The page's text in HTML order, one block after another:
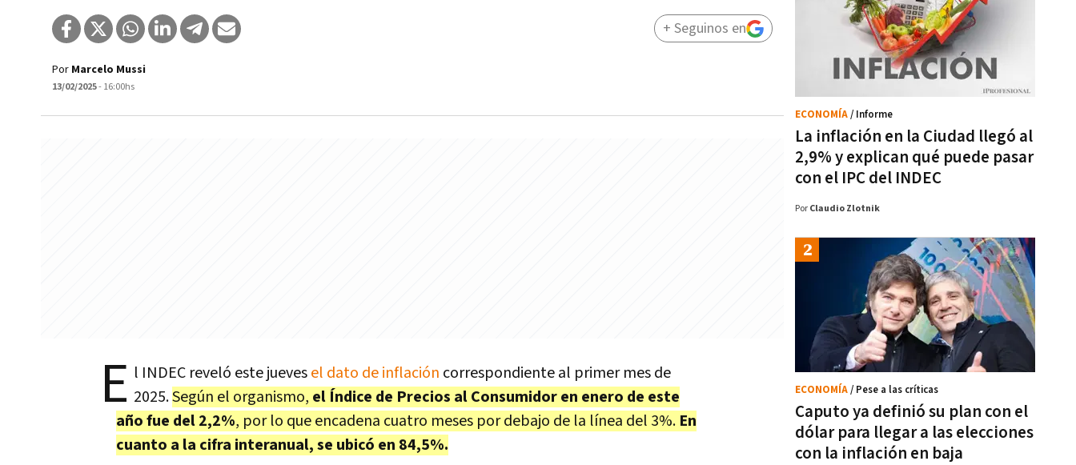
Por Marcelo Mussi
13/02/2025- 16:00hs
+ Seguinos en
E l INDEC reveló este juevesel dato de inflación correspondiente al primer mes de
2025.Según el organismo, el Índice de Precios al Consumidor en enero de este
año fue del 2,2%, por lo que encadena cuatro meses por debajo de la línea del 3%. En
cuanto a la cifra interanual, se ubicó en 84,5%.
La inflación en la Ciudad llegó al
2,9% y explican qué puede pasar
con el IPC del INDEC
ECONOMÍA/ Informe
Por Claudio Zlotnik
Caputo ya definió su plan con el
dólar para llegar a las elecciones
con la inflación en baja
ECONOMÍA/ Pese a las críticas